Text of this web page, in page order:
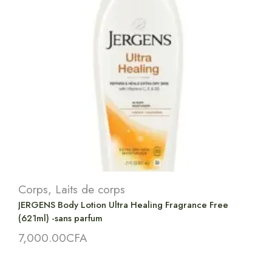
Corps, Laits de corps
JERGENS Body Lotion Ultra Healing Fragrance Free
(621ml) -sans parfum
7,000.00CFA